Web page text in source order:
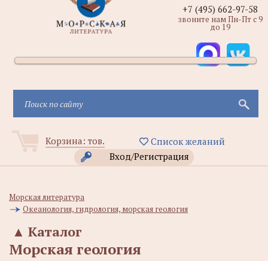
Корзина: тов.
Список желаний
Вход/Регистрация
+7 (495) 662-97-58
звоните нам Пн-Пт с 9
до 19
Морская литература
Океанология, гидрология, морская геология
Каталог
▲
Морская геология